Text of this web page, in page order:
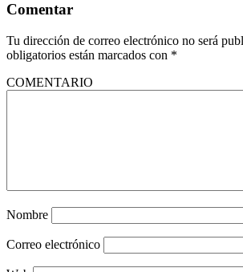
Comentar
Tu dirección de correo electrónico no será
obligatorios están marcados con *
COMENTARIO
Nombre
Correo electrónico